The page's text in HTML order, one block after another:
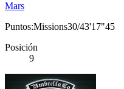
Mars
Puntos:Missions30/43'17"45
Posición
9